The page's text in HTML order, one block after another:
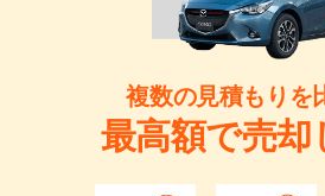
複数の見積もりを
最高額で売却